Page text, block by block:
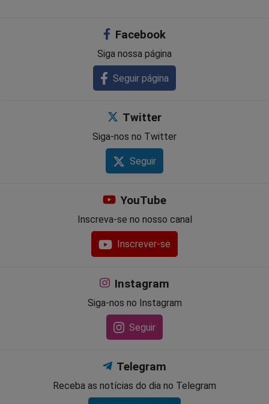
Facebook
Siga nossa página
Seguir página
Twitter
Siga-nos no Twitter
Seguir
YouTube
Inscreva-se no nosso canal
Inscrever-se
Instagram
Siga-nos no Instagram
Seguir
Telegram
Receba as notícias do dia no Telegram